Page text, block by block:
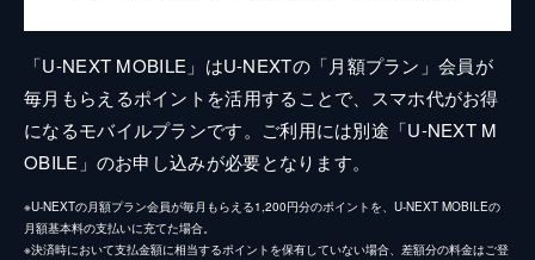
「U-NEXT MOBILE」はU-NEXTの「月額プラン」会員が
毎月もらえるポイントを活用することで、スマホ代がお得
になるモバイルプランです。ご利用には別途「U-NEXT M
OBILE」のお申し込みが必要となります。
※U-NEXTの月額プラン会員が毎月もらえる1,200円分のポイントを、U-NEXT MOBILEの
月額基本料の支払いに充てた場合。
※決済時において支払金額に相当するポイントを保有していない場合、差額分の料金はご登